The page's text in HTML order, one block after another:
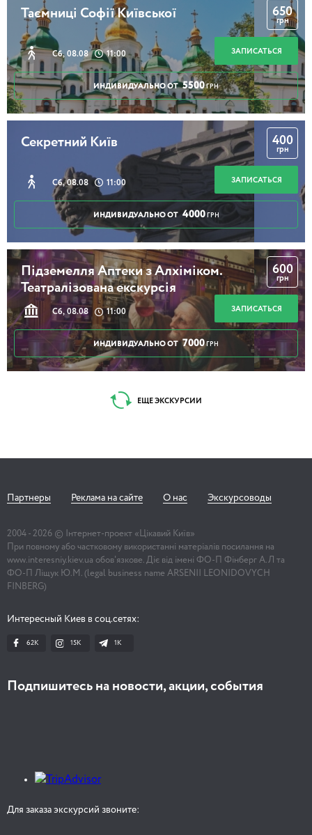
Таємниці Софії Київської
Сб, 08.08 11:00
650
грн
ЗАПИСАТЬСЯ
ИНДИВИДУАЛЬНО ОТ 5500 ГРН
Секретний Київ
Сб, 08.08 11:00
400
грн
ЗАПИСАТЬСЯ
ИНДИВИДУАЛЬНО ОТ 4000 ГРН
Підземелля Аптеки з Алхіміком.
Театралізована екскурсія
Сб, 08.08 11:00
600
грн
ЗАПИСАТЬСЯ
ИНДИВИДУАЛЬНО ОТ 7000 ГРН
ЕЩЕ ЭКСКУРСИИ
Партнеры Реклама на сайте О нас Экскурсоводы
2004 - 2026 © Інтернет-проект «Цікавий Київ»
При повному або частковому використанні матеріалів посилання на
www.interesniy.kiev.ua обов'язкове. Діє від імені ФО-П Фінберг А.Л та
ФО-П Ліщук Ю.М. (legal business name ARSENII LEONIDOVYCH
FINBERG)
Интересный Киев в соц.сетях:
62K 15K 1К
Подпишитесь на новости, акции, события
Для заказа экскурсий звоните: